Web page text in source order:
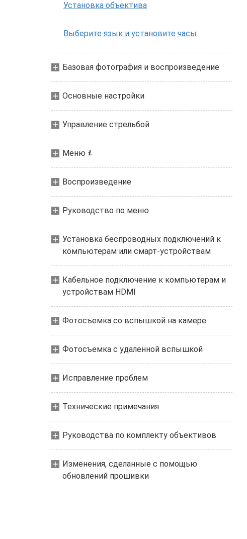
Установка объектива
Выберите язык и установите часы
Базовая фотография и воспроизведение
Основные настройки
Управление стрельбой
Меню i
Воспроизведение
Руководство по меню
Установка беспроводных подключений к
компьютерам или смарт-устройствам
Кабельное подключение к компьютерам и
устройствам HDMI
Фотосъемка со вспышкой на камере
Фотосъемка с удаленной вспышкой
Исправление проблем
Технические примечания
Руководства по комплекту объективов
Изменения, сделанные с помощью
обновлений прошивки